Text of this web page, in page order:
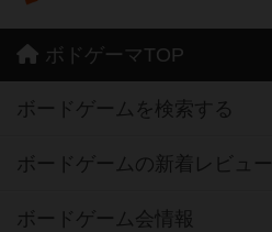
ボドゲーマTOP
ボードゲームを検索する
ボードゲームの新着レビュー
ボードゲーム会情報